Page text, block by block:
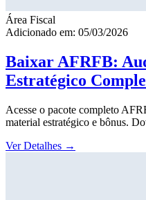
Área Fiscal
Adicionado em: 05/03/2026
Baixar AFRFB:
Estratégico
Acesse o pacote completo
material estratégico e bônus.
Ver Detalhes →